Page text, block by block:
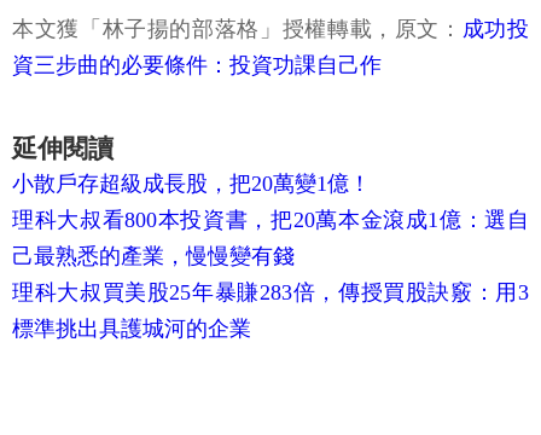
本文獲「林子揚的部落格」授權轉載，原文： 成功投
資三步曲的必要條件：投資功課自己作
延伸閱讀
小散戶存超級成長股，把20萬變1億！
理科大叔看800本投資書，把20萬本金滾成1億：選自
己最熟悉的產業，慢慢變有錢
理科大叔買美股25年暴賺283倍，傳授買股訣竅：用3
標準挑出具護城河的企業